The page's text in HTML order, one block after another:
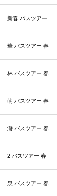
新春 バスツアー
華 バスツアー 春
林 バスツアー 春
萌 バスツアー 春
瀞 バスツアー 春
2 バスツアー 春
泉 バスツアー 春